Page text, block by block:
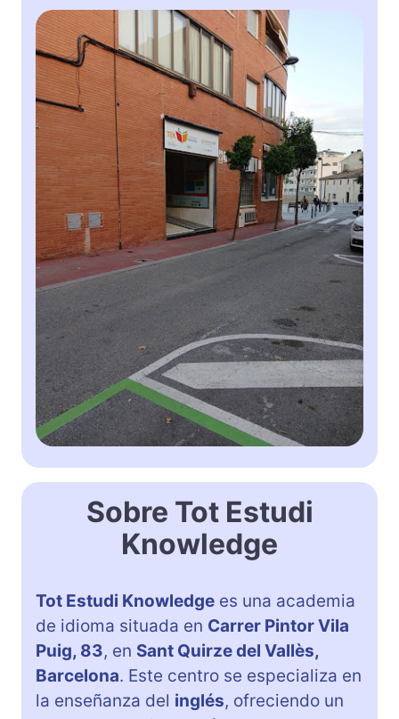
Sobre Tot Estudi
Knowledge
Tot Estudi Knowledge es una academia
de idioma situada en Carrer Pintor Vila
Puig, 83, en Sant Quirze del Vallès,
Barcelona. Este centro se especializa en
la enseñanza del inglés, ofreciendo un